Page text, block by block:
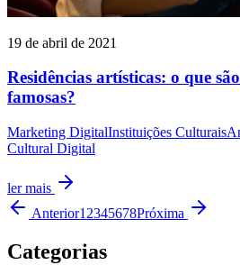
19 de abril de 2021
Residências artísticas: o que
famosas?
Marketing DigitalInstituições Culturais
Cultural Digital
ler mais
Anterior1 2345678Próxima
Categorias